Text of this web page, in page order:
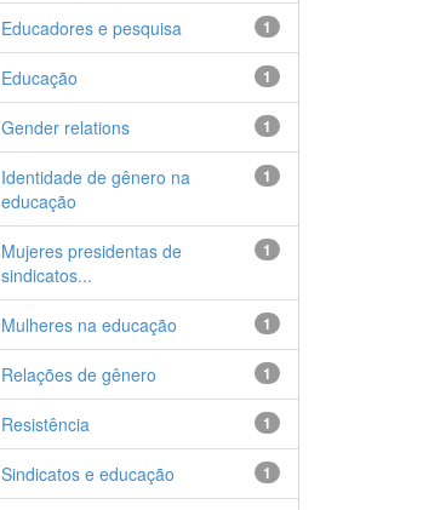
1
Educadores e pesquisa
1
Educação
1
Gender relations
1
Identidade de gênero na
educação
1
Mujeres presidentas de
sindicatos...
1
Mulheres na educação
1
Relações de gênero
1
Resistência
1
Sindicatos e educação